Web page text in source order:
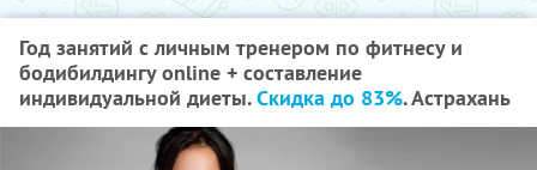
Год занятий с личным тренером по фитнесу и
бодибилдингу online + составление
индивидуальной диеты.Скидка до 83%. Астрахань